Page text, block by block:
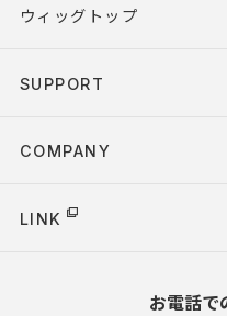
ウィッグトップ
SUPPORT
COMPANY
LINK
お電話で